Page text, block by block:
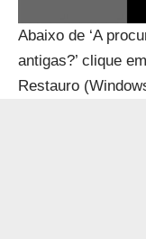
Abaixo de ‘A
antigas?’ clique
Restauro